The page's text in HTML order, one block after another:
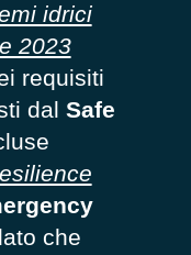
idrici
2023
requisiti
dal Safe
che